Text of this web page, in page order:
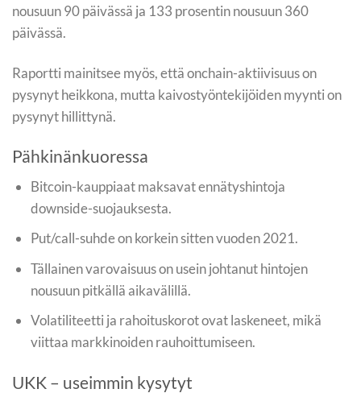
nousuun 90 päivässä ja 133 prosentin nousuun 360
päivässä.
Raportti mainitsee myös, että onchain-aktiivisuus on
pysynyt heikkona, mutta kaivostyöntekijöiden myynti on
pysynyt hillittynä.
Pähkinänkuoressa
Bitcoin-kauppiaat maksavat ennätyshintoja
downside-suojauksesta.
Put/call-suhde on korkein sitten vuoden 2021.
Tällainen varovaisuus on usein johtanut hintojen
nousuun pitkällä aikavälillä.
Volatiliteetti ja rahoituskorot ovat laskeneet, mikä
viittaa markkinoiden rauhoittumiseen.
UKK – useimmin kysytyt